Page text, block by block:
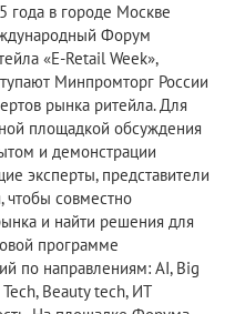
года в городе Москве
Форум
«E-Retail Week»,
Минпромторг России
рынка ритейла. Для
площадкой обсуждения
и демонстрации
эксперты, представители
чтобы совместно
и найти решения для
программе
по направлениям: AI, Big
Beauty tech, ИТ